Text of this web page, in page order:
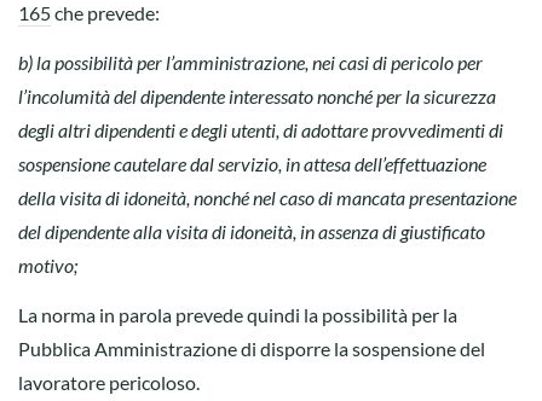
165che prevede:
b) la possibilità per l’amministrazione, nei casi di pericolo per
l’incolumità del dipendente interessato nonché per la sicurezza
degli altri dipendenti e degli utenti, di adottare provvedimenti di
sospensione cautelare dal servizio, in attesa dell’effettuazione
della visita di idoneità, nonché nel caso di mancata presentazione
del dipendente alla visita di idoneità, in assenza di giustificato
motivo;
La norma in parola prevede quindi la possibilità per la
Pubblica Amministrazione di disporre la sospensione del
lavoratore pericoloso.